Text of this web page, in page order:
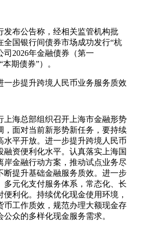
发布公告称，经相关监管机构批
全国银行间债券市场成功发行“杭
司2026年金融债券（第一
期债券”）。
一步提升跨境人民币业务服务质效
上海总部组织召开上海市金融形势
，面对当前新形势新任务，要持续
水平开放。进一步提升跨境人民币
融资便利化水平。认真落实上海国
岸金融行动方案，推动试点业务尽
断提升基础金融服务质效。进一步
多元化支付服务体系，常态化、长
便利化。持续优化现金使用环境，
币工作质效，规范办理大额现金存
众的多样化现金服务需求。